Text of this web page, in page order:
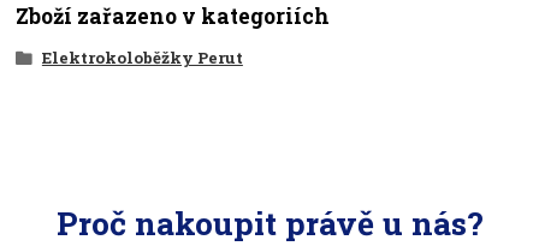
Zboží zařazeno v kategoriích
Elektrokoloběžky Perut
Proč nakoupit právě u nás?